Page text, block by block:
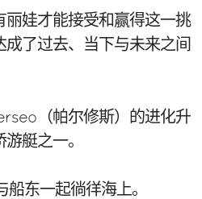
丽娃才能接受和赢得这一挑
了过去、当下与未来之间
（帕尔修斯）的进化升
艇之一。
东一起徜徉海上。